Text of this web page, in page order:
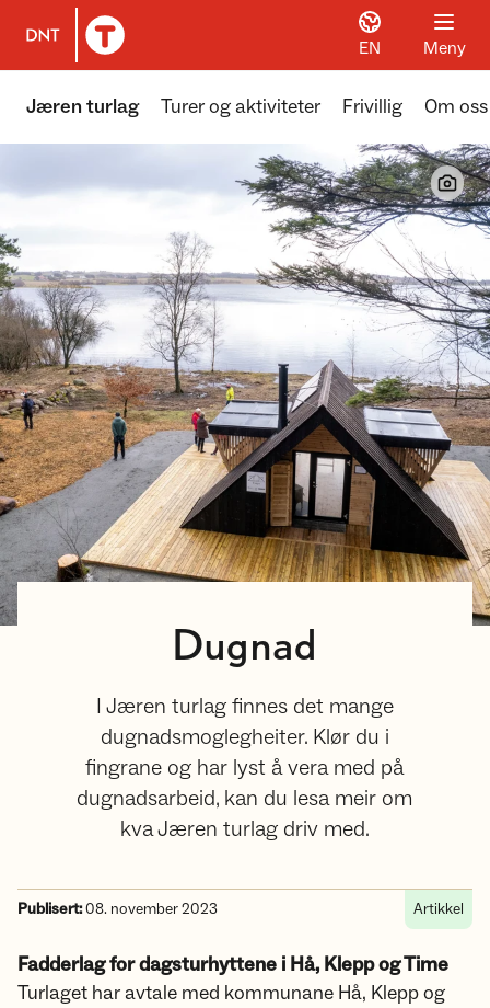
Til DNT.no forside
EN Meny
Jæren turlag Turer og aktiviteter Frivillig Om oss
Dugnad
I Jæren turlag finnes det mange
dugnadsmoglegheiter. Klør du i
fingrane og har lyst å vera med på
dugnadsarbeid, kan du lesa meir om
kva Jæren turlag driv med.
Publisert:08. november 2023 Artikkel
Fadderlag for dagsturhyttene i Hå, Klepp og Time
Turlaget har avtale med kommunane Hå, Klepp og